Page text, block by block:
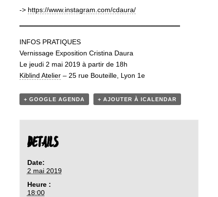
-> https://www.instagram.com/cdaura/
═════════════════════════════════
INFOS PRATIQUES
Vernissage Exposition Cristina Daura
Le jeudi 2 mai 2019 à partir de 18h
Kiblind Atelier – 25 rue Bouteille, Lyon 1e
+ GOOGLE AGENDA + AJOUTER À ICALENDAR
DETAILS
Date:
2 mai 2019
Heure :
18:00